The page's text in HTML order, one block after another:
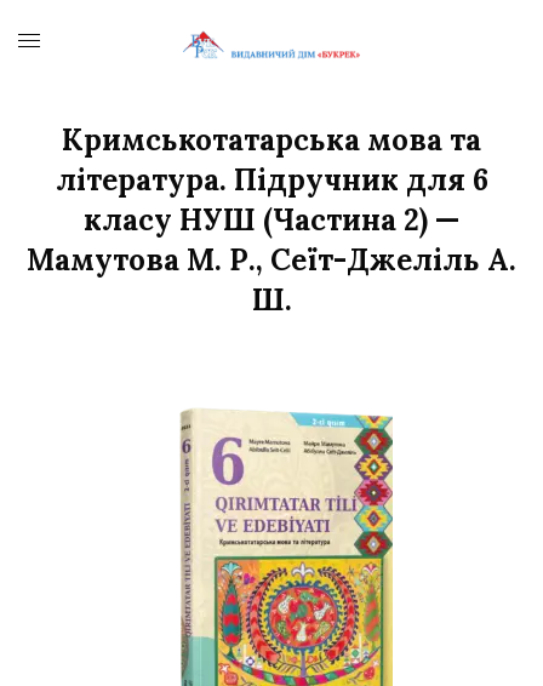
Кримськотатарська мова та
література. Підручник для 6
класу НУШ (Частина 2) —
Мамутова М. Р., Сеїт-Джеліль А.
Ш.